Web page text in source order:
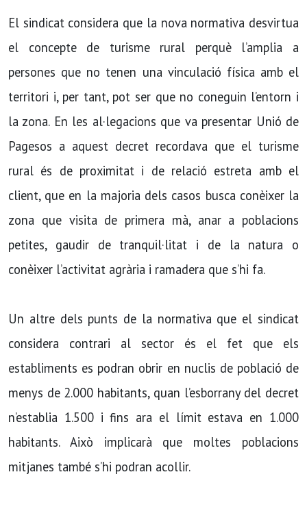
El sindicat considera que la nova normativa desvirtua
el concepte de turisme rural perquè l’amplia a
persones que no tenen una vinculació física amb el
territori i, per tant, pot ser que no coneguin l’entorn i
la zona. En les al·legacions que va presentar Unió de
Pagesos a aquest decret recordava que el turisme
rural és de proximitat i de relació estreta amb el
client, que en la majoria dels casos busca conèixer la
zona que visita de primera mà, anar a poblacions
petites, gaudir de tranquil·litat i de la natura o
conèixer l’activitat agrària i ramadera que s’hi fa.
Un altre dels punts de la normativa que el sindicat
considera contrari al sector és el fet que els
establiments es podran obrir en nuclis de població de
menys de 2.000 habitants, quan l’esborrany del decret
n’establia 1.500 i fins ara el límit estava en 1.000
habitants. Això implicarà que moltes poblacions
mitjanes també s’hi podran acollir.